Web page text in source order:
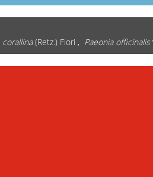
corallina(Retz.) Fiori , Paeonia officinalis